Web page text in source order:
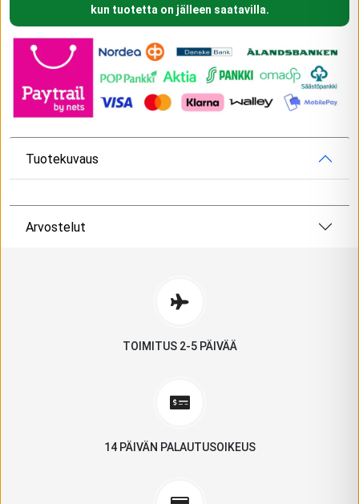
kun tuotetta on jälleen saatavilla.
Tuotekuvaus
Arvostelut
TOIMITUS 2-5 PÄIVÄÄ
14 PÄIVÄN PALAUTUSOIKEUS